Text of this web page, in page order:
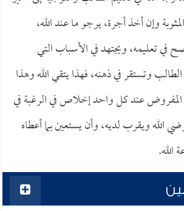
وإن أخذ أجرة، يرجو ما عند الله،
في تعليمه، ويجتهد في الأسباب التي
وتستقر في ذهنه، فهذا يتقي الله وهذا
المفروض عند كل واحد إخلاص في الرغبة في
الله ويقرب لديه، وأن يستعين بما أعطاه
الله.